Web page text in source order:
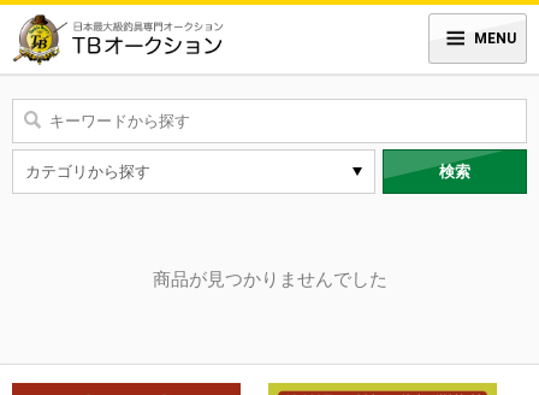
MENU
検索
商品が見つかりませんでした